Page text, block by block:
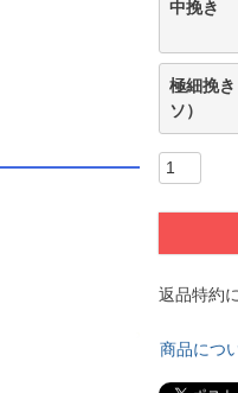
中挽き
極細挽
ソ）
返品特約
商品につ